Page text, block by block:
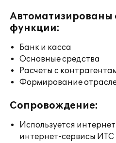
функции:
Банк и касса
Основные средства
Расчеты с
Формирование
Сопровождение:
Используется
интернет-сервисы ИТС